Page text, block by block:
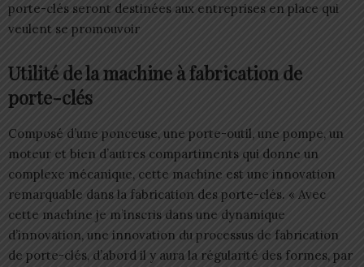
porte-clés seront destinées aux entreprises en place qui
veulent se promouvoir
Utilité de la machine à fabrication de
porte-clés
Composé d’une ponceuse, une porte-outil, une pompe, un
moteur et bien d’autres compartiments qui donne un
complexe mécanique, cette machine est une innovation
remarquable dans la fabrication des porte-clés. « Avec
cette machine je m’inscris dans une dynamique
d’innovation, une innovation du processus de fabrication
de porte-clés, d’abord il y aura la régularité des formes, par